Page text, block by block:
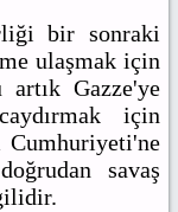
bir sonraki
ulaşmak için
Gazze'ye
için
Cumhuriyeti'ne
savaş